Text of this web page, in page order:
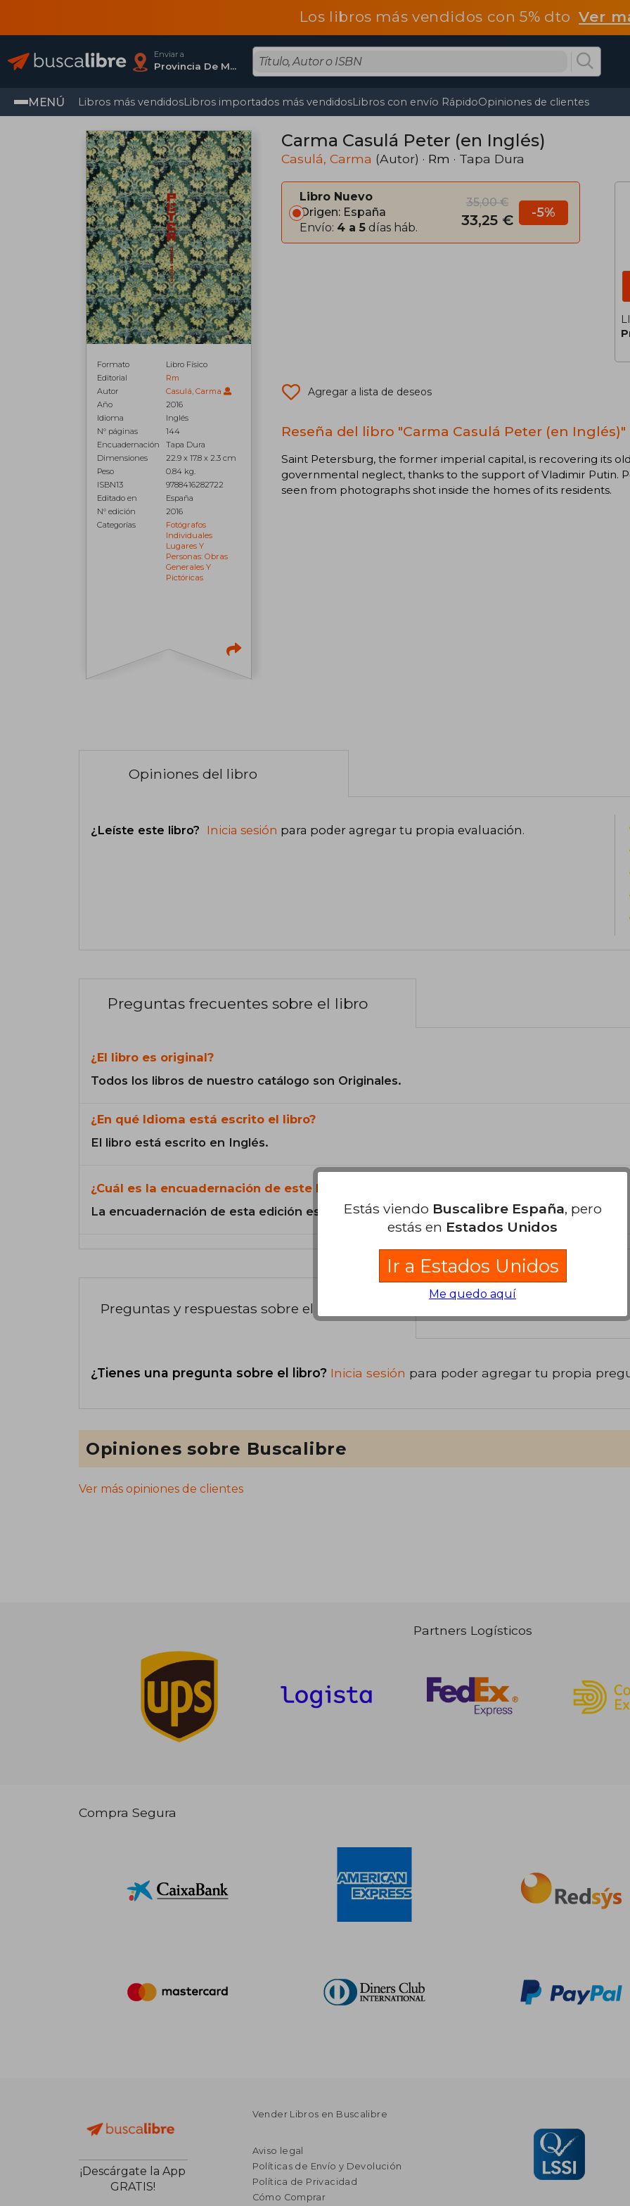
Los libros más vendidos con 5% dtoVer
Enviar a
Provincia De Madrid
MENÚ Libros más vendidosLibros importados más vendidosLibros con envío RápidoOpiniones de clientes
Formato
Libro Físico
Editorial
Rm
Autor
Casulá, Carma
Año
2016
Idioma
Inglés
N° páginas
144
Encuadernación
Tapa Dura
Dimensiones
22.9 x 17.8 x 2.3 cm
Peso
0.84 kg.
ISBN13
9788416282722
Editado en
España
N° edición
2016
Categorías
Fotógrafos
Individuales
Lugares Y
Personas: Obras
Generales Y
Pictóricas
Carma Casulá Peter (en Inglés)
Casulá, Carma (Autor) · Rm · Tapa Dura
Libro Nuevo
Origen: España
Envío: 4 a 5 días háb.
35,00 €
33,25 € -5%
Agregar a lista de deseos
Reseña del libro "Carma Casulá Peter (en Inglés)"
Saint Petersburg, the former imperial capital, is recovering its
governmental neglect, thanks to the support of Vladimir Putin.
seen from photographs shot inside the homes of its residents.
Opiniones del libro
¿Leíste este libro? Inicia sesión para poder agregar tu propia evaluación.
Preguntas frecuentes sobre el libro
¿El libro es original?
Todos los libros de nuestro catálogo son Originales.
¿En qué Idioma está escrito el libro?
El libro está escrito en Inglés.
¿Cuál es la encuadernación de este libro?
La encuadernación de esta edición es Tapa Dura.
Preguntas y respuestas sobre el libro
¿Tienes una pregunta sobre el libro? Inicia sesión para poder agregar tu propia
Opiniones sobre Buscalibre
Ver más opiniones de clientes
Partners Logísticos
Compra Segura
¡Descárgate la App
GRATIS!
Vender Libros en Buscalibre
Aviso legal
Políticas de Envío y Devolución
Política de Privacidad
Cómo Comprar
Estás viendo Buscalibre España, pero
estás en Estados Unidos
Ir a Estados Unidos
Me quedo aquí